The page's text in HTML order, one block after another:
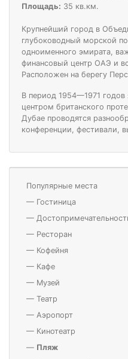
Площадь: 35 кв.км.
Крупнейший город в
глубоководный морской
одноименного эмирата,
финансовый центр ОАЭ и
Расположен на берегу
В период 1954—1971
центром британского
Дубае проводятся
конференции, фестивали,
Популярные места
— Гостиница
—
— Ресторан
— Кофейня
— Кафе
— Музей
— Театр
— Аэропорт
— Кинотеатр
— Пляж